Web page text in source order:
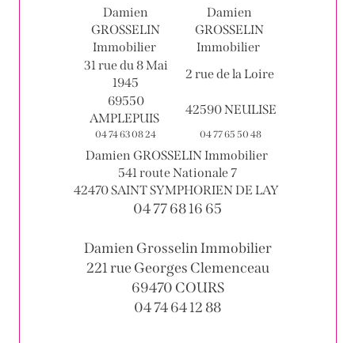
Damien
GROSSELIN
Immobilier
Damien
GROSSELIN
Immobilier
31 rue du 8 Mai
1945
2 rue de la Loire
69550
AMPLEPUIS
42590 NEULISE
04 74 63 08 24 04 77 65 50 48
Damien GROSSELIN Immobilier
541 route Nationale 7
42470 SAINT SYMPHORIEN DE LAY
04 77 68 16 65
Damien Grosselin Immobilier
221 rue Georges Clemenceau
69470 COURS
04 74 64 12 88